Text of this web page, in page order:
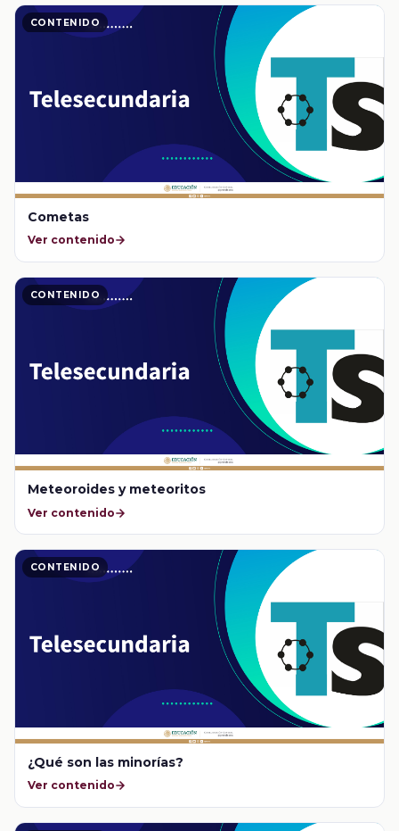
CONTENIDO
Cometas
Ver contenido
CONTENIDO
Meteoroides y meteoritos
Ver contenido
CONTENIDO
¿Qué son las minorías?
Ver contenido